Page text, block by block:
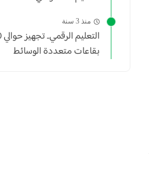
منذ 3 سنة
بقاعات متعددة الوسائط